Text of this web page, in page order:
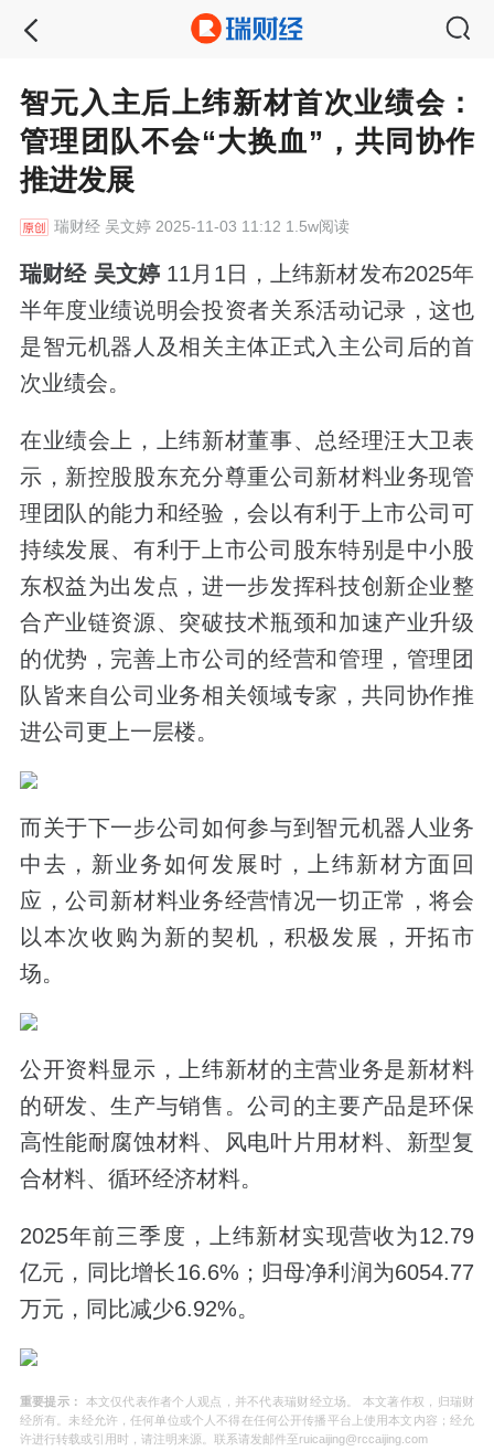
智元入主后上纬新材首次业绩会：
管理团队不会“大换血”，共同协作
推进发展
瑞财经吴文婷 2025-11-03 11:12 1.5w阅读
瑞财经 吴文婷 11月1日，上纬新材发布2025年
半年度业绩说明会投资者关系活动记录，这也
是智元机器人及相关主体正式入主公司后的首
次业绩会。
在业绩会上，上纬新材董事、总经理汪大卫表
示，新控股股东充分尊重公司新材料业务现管
理团队的能力和经验，会以有利于上市公司可
持续发展、有利于上市公司股东特别是中小股
东权益为出发点，进一步发挥科技创新企业整
合产业链资源、突破技术瓶颈和加速产业升级
的优势，完善上市公司的经营和管理，管理团
队皆来自公司业务相关领域专家，共同协作推
进公司更上一层楼。
而关于下一步公司如何参与到智元机器人业务
中去，新业务如何发展时，上纬新材方面回
应，公司新材料业务经营情况一切正常，将会
以本次收购为新的契机，积极发展，开拓市
场。
公开资料显示，上纬新材的主营业务是新材料
的研发、生产与销售。公司的主要产品是环保
高性能耐腐蚀材料、风电叶片用材料、新型复
合材料、循环经济材料。
2025年前三季度，上纬新材实现营收为12.79
亿元，同比增长16.6%；归母净利润为6054.77
万元，同比减少6.92%。
重要提示：
本文仅代表作者个人观点，并不代表瑞财经立场。 本文著作权，归瑞财
经所有。未经允许，任何单位或个人不得在任何公开传播平台上使用本文内容；经允
许进行转载或引用时，请注明来源。联系请发邮件至ruicaijing@rccaijing.com